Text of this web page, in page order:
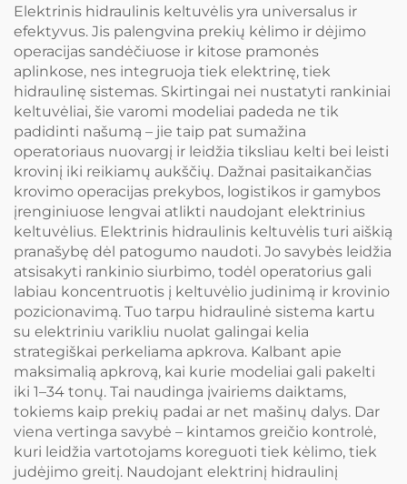
Elektrinis hidraulinis keltuvėlis yra universalus ir
efektyvus. Jis palengvina prekių kėlimo ir dėjimo
operacijas sandėčiuose ir kitose pramonės
aplinkose, nes integruoja tiek elektrinę, tiek
hidraulinę sistemas. Skirtingai nei nustatyti rankiniai
keltuvėliai, šie varomi modeliai padeda ne tik
padidinti našumą – jie taip pat sumažina
operatoriaus nuovargį ir leidžia tiksliau kelti bei leisti
krovinį iki reikiamų aukščių. Dažnai pasitaikančias
krovimo operacijas prekybos, logistikos ir gamybos
įrenginiuose lengvai atlikti naudojant elektrinius
keltuvėlius. Elektrinis hidraulinis keltuvėlis turi aiškią
pranašybę dėl patogumo naudoti. Jo savybės leidžia
atsisakyti rankinio siurbimo, todėl operatorius gali
labiau koncentruotis į keltuvėlio judinimą ir krovinio
pozicionavimą. Tuo tarpu hidraulinė sistema kartu
su elektriniu varikliu nuolat galingai kelia
strategiškai perkeliama apkrova. Kalbant apie
maksimalią apkrovą, kai kurie modeliai gali pakelti
iki 1–34 tonų. Tai naudinga įvairiems daiktams,
tokiems kaip prekių padai ar net mašinų dalys. Dar
viena vertinga savybė – kintamos greičio kontrolė,
kuri leidžia vartotojams koreguoti tiek kėlimo, tiek
judėjimo greitį. Naudojant elektrinį hidraulinį